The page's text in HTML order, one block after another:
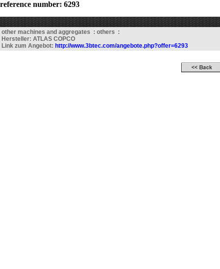
reference number: 6293
other machines and aggregates : others :
Hersteller: ATLAS COPCO
Link zum Angebot: http://www.3btec.com/angebote.php?offer=6293